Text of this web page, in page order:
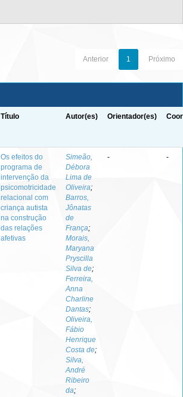
Anterior 1 Próximo
Título Autor(es) Orientador(es)
Os efeitos do
programa de
intervenção da
psicomotricidade
relacional com
criança autista
na construção
das relações
afetivas
Simeão,
Débora
Lima de
Oliveira;
Barros,
Jônatas
de
França;
Morais,
Maryana
Pryscilla
Silva de;
Ferreira,
Anna
Charline
Dantas;
Oliveira,
Fábio
Henrique
Costa de;
Silva,
André
Ribeiro
da;
- -